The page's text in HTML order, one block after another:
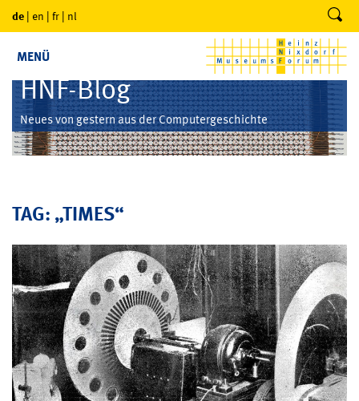
de | en | fr | nl
MENÜ
HNF-Blog
Neues von gestern aus der Computergeschichte
TAG: „TIMES“